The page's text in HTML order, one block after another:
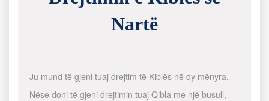
Nartë
Ju mund të gjeni tuaj drejtim të Kiblës në dy mënyra.
Nëse doni të gjeni drejtimin tuaj Qibla me një busull,